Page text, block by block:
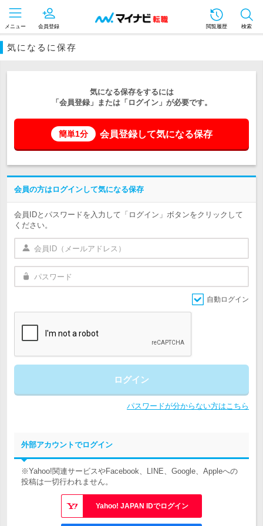
メニュー 会員登録 閲覧履歴 検索
気になるに保存
気になる保存をするには
「会員登録」または「ログイン」が必要です。
簡単1分 会員登録して気になる保存
会員の方はログインして気になる保存
会員IDとパスワードを入力して「ログイン」ボタンをクリックして
ください。
自動ログイン
ログイン
パスワードが分からない方はこちら
外部アカウントでログイン
※Yahoo!関連サービスやFacebook、LINE、Google、Appleへの
投稿は一切行われません。
Yahoo! JAPAN IDでログイン